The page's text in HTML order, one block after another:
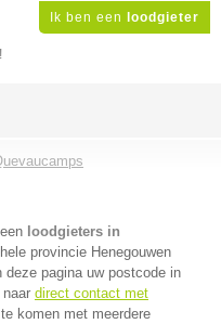
Ik ben een loodgieter
loodgieters in
provincie Henegouwen
deze pagina uw postcode in
direct contact met
komen met meerdere